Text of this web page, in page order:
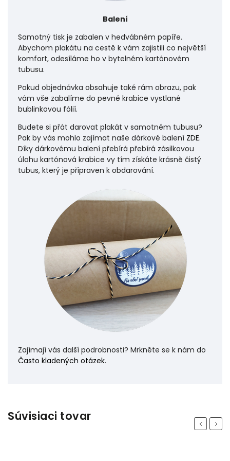
Balení
Samotný tisk je zabalen v hedvábném papíře.
Abychom plakátu na cestě k vám zajistili co největší
komfort, odesíláme ho v bytelném kartónovém
tubusu.
Pokud objednávka obsahuje také rám obrazu, pak
vám vše zabalíme do pevné krabice vystlané
bublinkovou fólií.
Budete si přát darovat plakát v samotném tubusu?
Pak by vás mohlo zajímat naše dárkové balení ZDE.
Díky dárkovému balení přebírá přebírá zásilkovou
úlohu kartónová krabice vy tím získáte krásně čistý
tubus, který je připraven k obdarování.
Zajímají vás další podrobnosti? Mrkněte se k nám do
Často kladených otázek.
Súvisiaci tovar Previous
Next